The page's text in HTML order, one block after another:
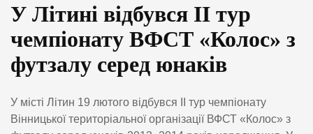
У Літині відбувся ІІ тур
чемпіонату ВФСТ «Колос» з
футзалу серед юнаків
У місті Літин 19 лютого відбувся ІІ тур чемпіонату
Вінницької територіальної організації ВФСТ «Колос» з